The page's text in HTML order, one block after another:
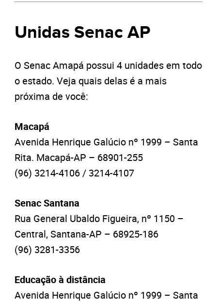
Unidas Senac AP
O Senac Amapá possui 4 unidades em todo
o estado. Veja quais delas é a mais
próxima de você:
Macapá
Avenida Henrique Galúcio nº 1999 – Santa
Rita. Macapá-AP – 68901-255
(96) 3214-4106 / 3214-4107
Senac Santana
Rua General Ubaldo Figueira, nº 1150 –
Central, Santana-AP – 68925-186
(96) 3281-3356
Educação à distância
Avenida Henrique Galúcio nº 1999 – Santa